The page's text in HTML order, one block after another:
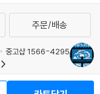
주문/배송
중고샵 1566-4295